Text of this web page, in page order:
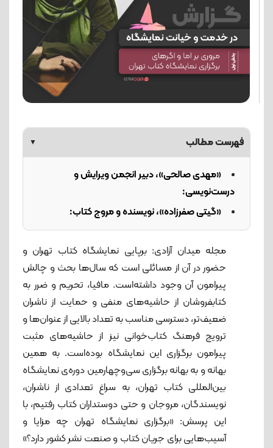
فهرست مطالب ▼
«مهدی صالحی»، دبیر انجمن ویرایش و
درست‌نویسی:
«گیتی صفرزاده»، نویسنده و مروج کتاب:
مجله میدان آزادی: برپایی نمایشگاه کتاب تهران و
حضور در آن از مسائلی است که سال‌ها بحث و چالش
پیرامون آن وجود داشته‌است. مافیا، تحریم و ضرر به
کتابفروشان از حاشیه‌های منفی و حمایت از ناشران
ضعیف‌تر، دسترسی مناسب به تعداد بالایی از عنوان‌ها و
ترویج فرهنگ کتاب‌خوانی نیز از حاشیه‌های مثبت
پیرامون برگزاری این نمایشگاه بوده‌است. به همین
بهانه و به بهانه برگزاری سی‌وچهارمین دوره‌ی نمایشگاه
بین‌المللی کتاب تهران، به سراغ تعدادی از ناشران،
نویسندگان، مروجان و حتی دوستداران کتاب رفتیم، با
این پرسش: «برگزاری نمایشگاه تهران چه مزایا و
آسیب‌هایی برای جریان کتاب و صنعت نشر کشور دارد؟»